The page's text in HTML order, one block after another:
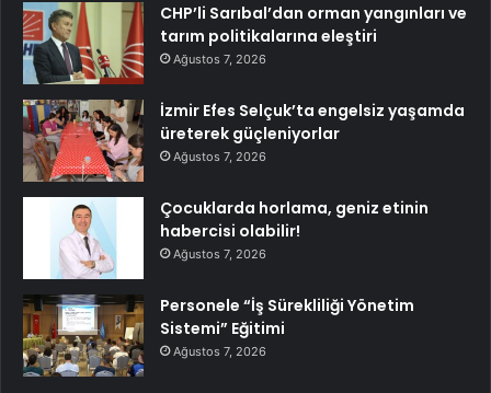
CHP’li Sarıbal’dan orman yangınları ve
tarım politikalarına eleştiri
Ağustos 7, 2026
İzmir Efes Selçuk’ta engelsiz yaşamda
üreterek güçleniyorlar
Ağustos 7, 2026
Çocuklarda horlama, geniz etinin
habercisi olabilir!
Ağustos 7, 2026
Personele “İş Sürekliliği Yönetim
Sistemi” Eğitimi
Ağustos 7, 2026